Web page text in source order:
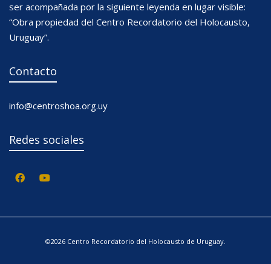
ser acompañada por la siguiente leyenda en lugar visible:
“Obra propiedad del Centro Recordatorio del Holocausto,
Uruguay”.
Contacto
info@centroshoa.org.uy
Redes sociales
©2026 Centro Recordatorio del Holocausto de Uruguay.